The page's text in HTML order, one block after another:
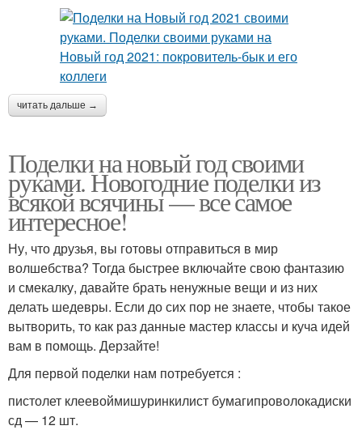
читать дальше →
Поделки на новый год своими
руками. Новогодние поделки из
всякой всячины — все самое
интересное!
Ну, что друзья, вы готовы отправиться в мир
волшебства? Тогда быстрее включайте свою фантазию
и смекалку, давайте брать ненужные вещи и из них
делать шедевры. Если до сих пор не знаете, чтобы такое
вытворить, то как раз данные мастер классы и куча идей
вам в помощь. Дерзайте!
Для первой поделки нам потребуется :
пистолет клеевоймишуринкилист бумагипроволокадиски
сд — 12 шт.